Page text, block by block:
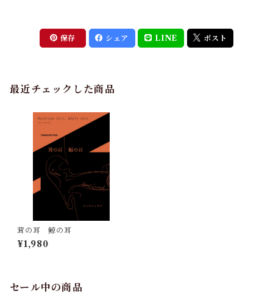
保存 シェア LINE ポスト
最近チェックした商品
茸の耳 鯨の耳
¥1,980
セール中の商品